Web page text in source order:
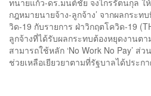
กฎหมายนายจ้าง-ลูกจ้าง’ จากผลกระท
วิด-19 กับรายการ ฝ่าวิกฤตโควิด-19
ลูกจ้างที่ได้รับผลกระทบต้องหยุดงานต
สามารถใช้หลัก ‘No Work No Pay’ ส่
ช่วยเหลือเยียวยาตามที่รัฐบาลได้ประก